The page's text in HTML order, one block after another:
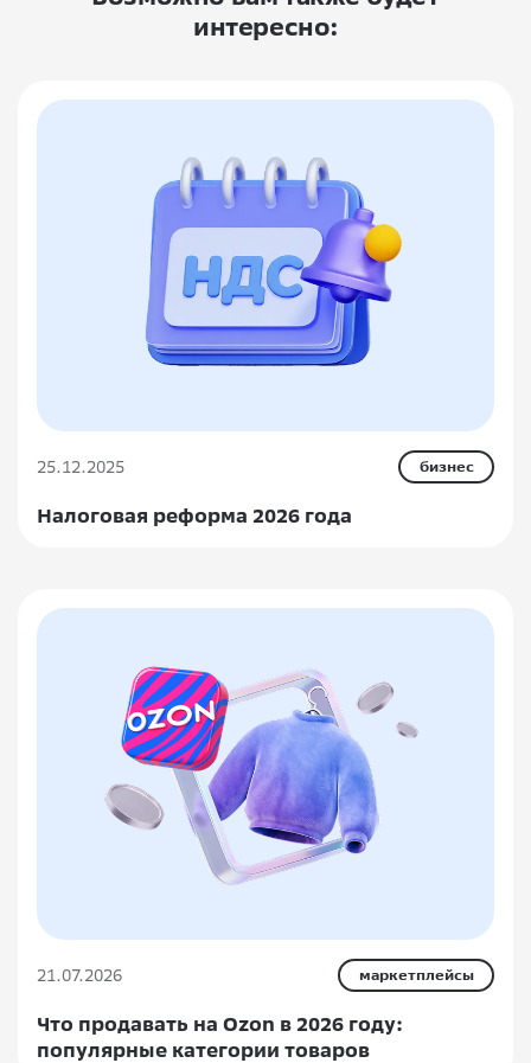
интересно:
25.12.2025 бизнес
Налоговая реформа 2026 года
21.07.2026 маркетплейсы
Что продавать на Ozon в 2026 году:
популярные категории товаров